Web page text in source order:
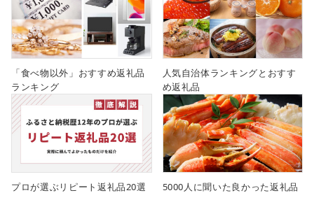
「食べ物以外」おすすめ返礼品
ランキング
人気自治体ランキングとおすす
め返礼品
プロが選ぶリピート返礼品20選 5000人に聞いた良かった返礼品